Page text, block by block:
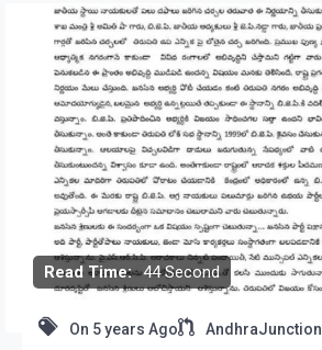
Read Time: 44 Second
On 5 years Ago AndhraJunction